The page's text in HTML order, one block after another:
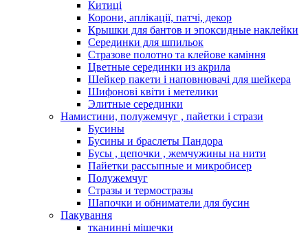
Китиці
Корони, аплікації, патчі, декор
Крышки для бантов и эпоксидные наклейки
Серединки для шпильок
Стразове полотно та клейове каміння
Цветные серединки из акрила
Шейкер пакети і наповнювачі для шейкера
Шифонові квіти і метелики
Элитные серединки
Намистини, полужемчуг , пайетки і стрази
Бусины
Бусины и браслеты Пандора
Бусы , цепочки , жемчужины на нити
Пайетки рассыпные и микробисер
Полужемчуг
Стразы и термостразы
Шапочки и обниматели для бусин
Пакування
тканинні мішечки